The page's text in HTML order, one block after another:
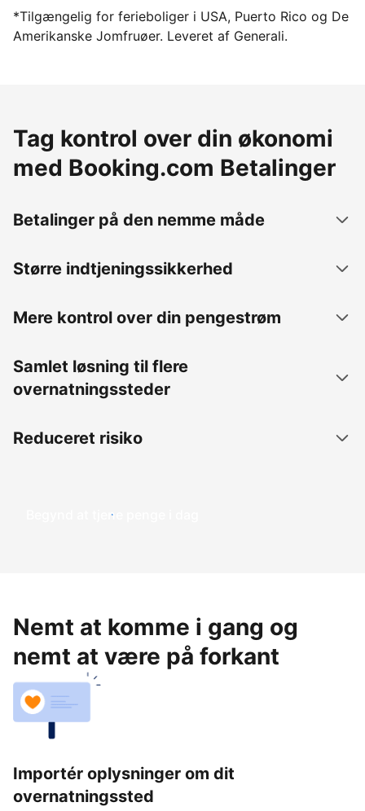
*Tilgængelig for ferieboliger i USA, Puerto Rico og De
Amerikanske Jomfruøer. Leveret af Generali.
Tag kontrol over din økonomi
med Booking.com Betalinger
Betalinger på den nemme måde
Større indtjeningssikkerhed
Mere kontrol over din pengestrøm
Samlet løsning til flere
overnatningssteder
Reduceret risiko
Begynd at tjene penge i dag
Nemt at komme i gang og
nemt at være på forkant
Importér oplysninger om dit
overnatningssted